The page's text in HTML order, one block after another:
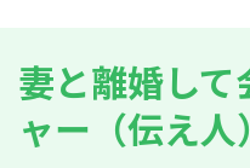
妻と離婚し
ャー（伝え人）